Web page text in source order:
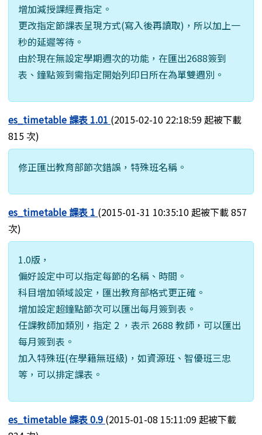
增加減授課經費指定。
更改指定節課表呈現方式(寫入後再讀取)，所以加上一
秒的延遲等待。
由於現在無設定學期週次的功能，在匯出2688簽到
表、鐘點簽到需指定開始列印日所在為單雙週別。
es_timetable 課表 1.01 (2015-02-10 22:18:59 起被下載
815 次)
修正匯出教育部節次錯誤，特殊班名稱。
es_timetable 課表 1 (2015-01-31 10:35:10 起被下載 857
次)
1.0版，
偏好設定中可以指定每節的名稱、時間。
科目增加領域設定，匯出教育部格式更正確。
增加設定超鐘點節次可以匯出每月簽到表。
任課教師加類別，指定 2 ，表示 2688 教師，可以匯出
每月簽到表。
加入特殊班(在學籍無班級)，如資源班、智優班三忠
等，可以排定課表。
es_timetable 課表 0.9 (2015-01-08 15:11:09 起被下載